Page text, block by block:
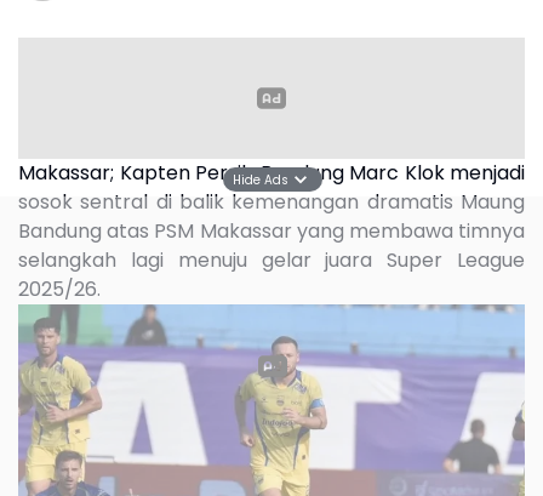
Makassar; Kapten Persib Bandung Marc Klok menjadi
sosok sentral di balik kemenangan dramatis Maung
Bandung atas PSM Makassar yang membawa timnya
selangkah lagi menuju gelar juara Super League
2025/26.
Hide Ads